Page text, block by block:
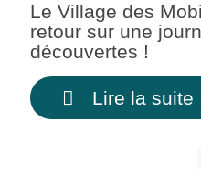
Le Village des
retour sur une
découvertes !
Lire la suite